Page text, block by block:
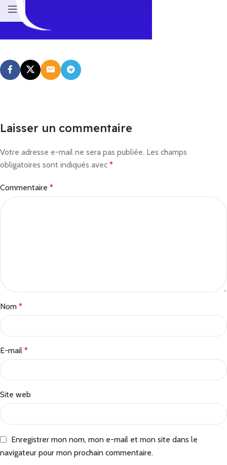
Laisser un commentaire
Votre adresse e-mail ne sera pas publiée. Les champs
obligatoires sont indiqués avec *
Commentaire *
Nom *
E-mail *
Site web
Enregistrer mon nom, mon e-mail et mon site dans le
navigateur pour mon prochain commentaire.